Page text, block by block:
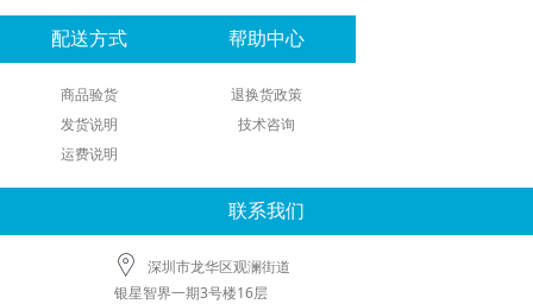
配送方式
商品验货
发货说明
运费说明
帮助中心
退换货政策
技术咨询
联系我们
深圳市龙华区观澜街道
银星智界一期3号楼16层